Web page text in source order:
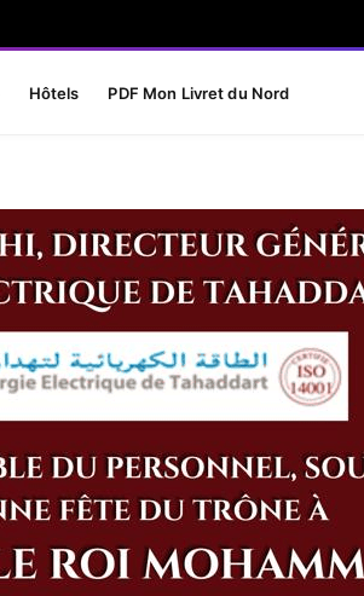
Hôtels PDF Mon Livret du Nord